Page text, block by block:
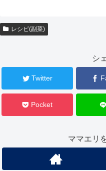
レシピ(副菜)
シ
Twitter
Pocket
ママエリ